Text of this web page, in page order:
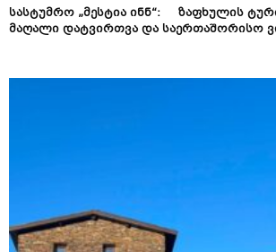
სასტუმრო „მესტია ინნ“: ზაფხულის
მაღალი დატვირთვა და საერთაშორისო